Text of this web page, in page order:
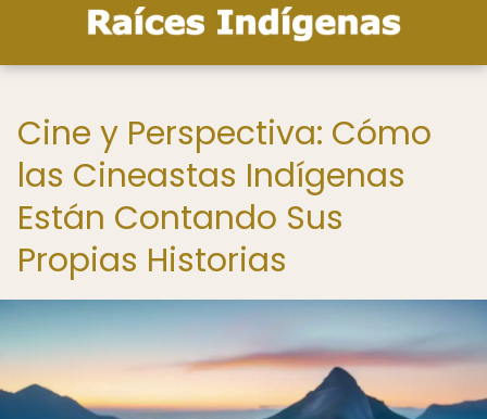
Cine y Perspectiva: Cómo
las Cineastas Indígenas
Están Contando Sus
Propias Historias